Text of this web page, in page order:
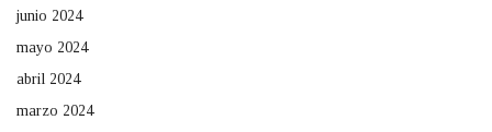
junio 2024
mayo 2024
abril 2024
marzo 2024